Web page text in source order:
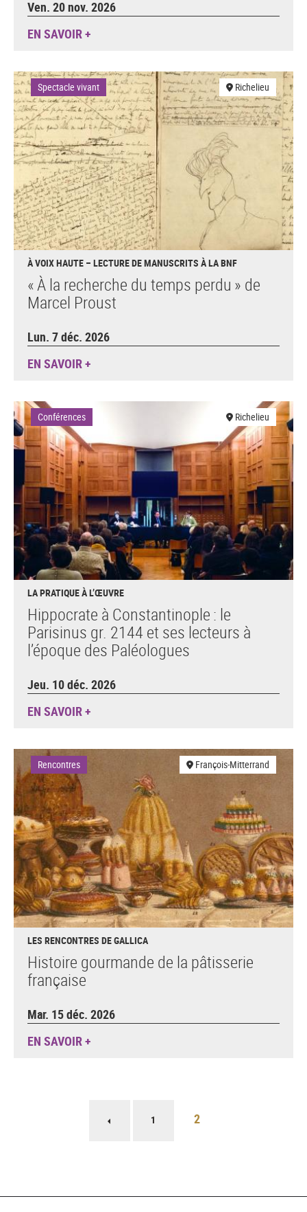
Ven. 20 nov. 2026
EN SAVOIR +
Spectacle vivant Richelieu
À VOIX HAUTE – LECTURE DE MANUSCRITS À LA BNF
« À la recherche du temps perdu » de
Marcel Proust
Lun. 7 déc. 2026
EN SAVOIR +
Conférences Richelieu
LA PRATIQUE À L’ŒUVRE
Hippocrate à Constantinople : le
Parisinus gr. 2144 et ses lecteurs à
l’époque des Paléologues
Jeu. 10 déc. 2026
EN SAVOIR +
Rencontres François-Mitterrand
LES RENCONTRES DE GALLICA
Histoire gourmande de la pâtisserie
française
Mar. 15 déc. 2026
EN SAVOIR +
1 2